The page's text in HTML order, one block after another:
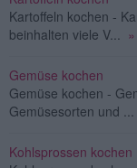
Kartoffeln kochen -
beinhalten viele V...
Gemüse kochen
Gemüse kochen -
Gemüsesorten und ...
Kohlsprossen kochen